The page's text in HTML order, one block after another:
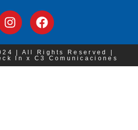
| All Rights Reserved |
In x C3 Comunicaciones